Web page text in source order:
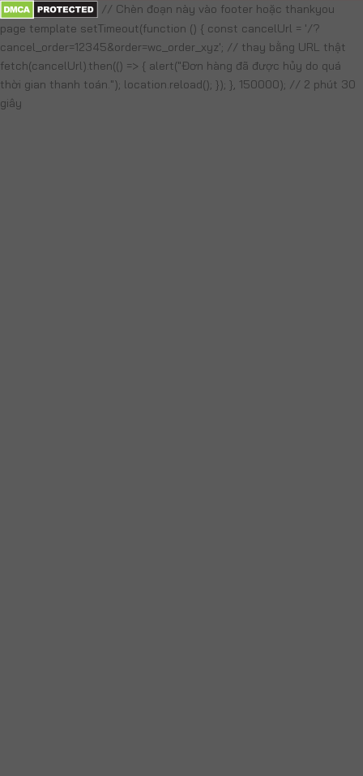
// Chèn đoạn này vào footer hoặc thankyou
page template setTimeout(function () { const cancelUrl = '/?
cancel_order=12345&order=wc_order_xyz'; // thay bằng URL thật
fetch(cancelUrl).then(() => { alert("Đơn hàng đã được hủy do quá
thời gian thanh toán."); location.reload(); }); }, 150000); // 2 phút 30
giây